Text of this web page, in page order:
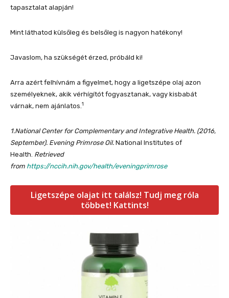
tapasztalat alapján!
Mint láthatod külsőleg és belsőleg is nagyon hatékony!
Javaslom, ha szükségét érzed, próbáld ki!
Arra azért felhívnám a figyelmet, hogy a ligetszépe olaj azon
személyeknek, akik vérhígítót fogyasztanak, vagy kisbabát
várnak, nem ajánlatos. 1
1.National Center for Complementary and Integrative Health. (2016,
September). Evening Primrose Oil. National Institutes of
Health. Retrieved
from https://nccih.nih.gov/health/eveningprimrose
Ligetszépe olajat itt találsz! Tudj meg róla
többet! Kattints!